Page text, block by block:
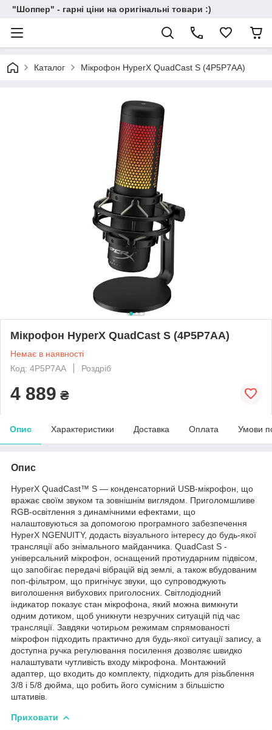
"Шоппер" - гарні ціни на оригінальні товари :)
Каталог Мікрофон HyperX QuadCast S (4P5P7AA)
Мікрофон HyperX QuadCast S (4P5P7AA)
Немає в наявності
Код: 4P5P7AA
Роздріб
4 889 ₴
Опис Характеристики Доставка Оплата Умови
Опис
HyperX QuadCast™ S — конденсаторний USB-мікрофон, що
вражає своїм звуком та зовнішнім виглядом. Приголомшливе
RGB-освітлення з динамічними ефектами, що
налаштовуються за допомогою програмного забезпечення
HyperX NGENUITY, додасть візуального інтересу до будь-якої
трансляції або знімального майданчика. QuadCast S -
універсальний мікрофон, оснащений протиударним підвісом,
що запобігає передачі вібрацій від землі, а також вбудованим
поп-фільтром, що пригнічує звуки, що супроводжують
виголошення вибухових приголосних. Світлодіодний
індикатор показує стан мікрофона, який можна вимкнути
одним дотиком, щоб уникнути незручних ситуацій під час
трансляції. Завдяки чотирьом режимам спрямованості
мікрофон підходить практично для будь-якої ситуації запису, а
доступна ручка регулювання посилення дозволяє швидко
налаштувати чутливість входу мікрофона. Монтажний
адаптер, що входить до комплекту, підходить для різьблення
3/8 і 5/8 дюйма, що робить його сумісним з більшістю
штативів.
Приховати